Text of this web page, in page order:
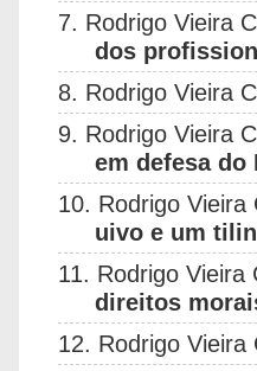
7. Rodrigo Vieira
dos
8. Rodrigo Vieira
9. Rodrigo Vieira
em defesa
10. Rodrigo
uivo e um
11. Rodrigo
direitos
12. Rodrigo